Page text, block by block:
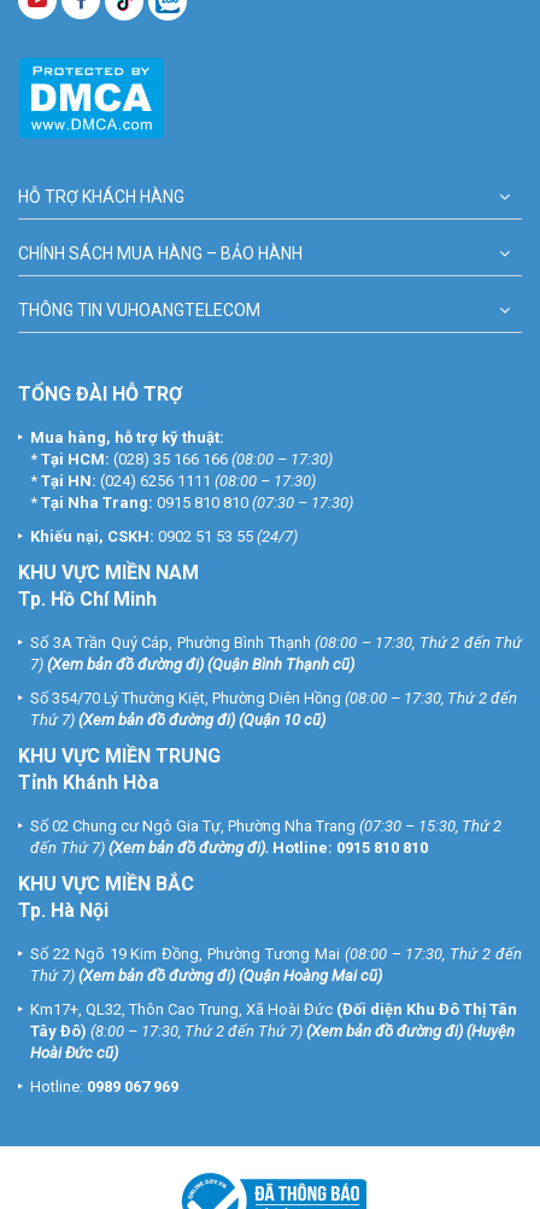
HỖ TRỢ KHÁCH HÀNG
CHÍNH SÁCH MUA HÀNG – BẢO HÀNH
THÔNG TIN VUHOANGTELECOM
TỔNG ĐÀI HỖ TRỢ
Mua hàng, hỗ trợ kỹ thuật:
* Tại HCM: (028) 35 166 166 (08:00 – 17:30)
* Tại HN: (024) 6256 1111 (08:00 – 17:30)
* Tại Nha Trang: 0915 810 810 (07:30 – 17:30)
Khiếu nại, CSKH: 0902 51 53 55 (24/7)
KHU VỰC MIỀN NAM
Tp. Hồ Chí Minh
Số 3A Trần Quý Cáp, Phường Bình Thạnh (08:00 – 17:30, Thứ 2 đến Thứ
7) (Xem bản đồ đường đi) (Quận Bình Thạnh cũ)
Số 354/70 Lý Thường Kiệt, Phường Diên Hồng (08:00 – 17:30, Thứ 2 đến
Thứ 7) (Xem bản đồ đường đi) (Quận 10 cũ)
KHU VỰC MIỀN TRUNG
Tỉnh Khánh Hòa
Số 02 Chung cư Ngô Gia Tự, Phường Nha Trang (07:30 – 15:30, Thứ 2
đến Thứ 7) (Xem bản đồ đường đi). Hotline: 0915 810 810
KHU VỰC MIỀN BẮC
Tp. Hà Nội
Số 22 Ngõ 19 Kim Đồng, Phường Tương Mai (08:00 – 17:30, Thứ 2 đến
Thứ 7) (Xem bản đồ đường đi) (Quận Hoàng Mai cũ)
Km17+, QL32, Thôn Cao Trung, Xã Hoài Đức (Đối diện Khu Đô Thị Tân
Tây Đô) (8:00 – 17:30, Thứ 2 đến Thứ 7) (Xem bản đồ đường đi) (Huyện
Hoài Đức cũ)
Hotline: 0989 067 969